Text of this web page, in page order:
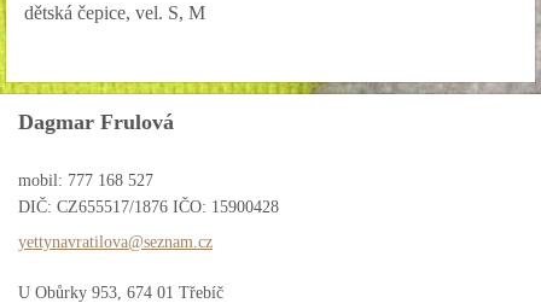
dětská čepice, vel. S, M
Dagmar Frulová
mobil: 777 168 527
DIČ: CZ655517/1876 IČO: 15900428
yettynavratilova@seznam. cz
U Obůrky 953, 674 01 Třebíč